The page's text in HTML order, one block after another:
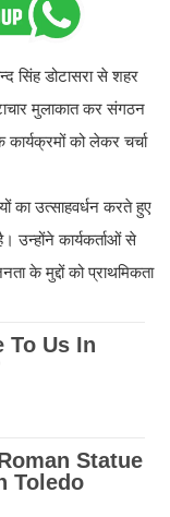
सिंह डोटासरा से शहर
मुलाकात कर संगठन
को लेकर चर्चा
का उत्साहवर्धन करते हुए
उन्होंने कार्यकर्ताओं से
के मुद्दों को प्राथमिकता